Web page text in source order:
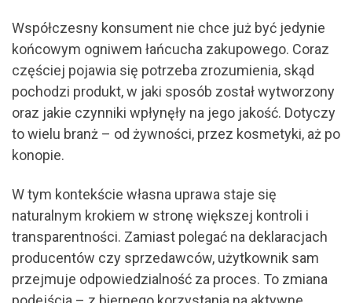
Współczesny konsument nie chce już być jedynie
końcowym ogniwem łańcucha zakupowego. Coraz
częściej pojawia się potrzeba zrozumienia, skąd
pochodzi produkt, w jaki sposób został wytworzony
oraz jakie czynniki wpłynęły na jego jakość. Dotyczy
to wielu branż – od żywności, przez kosmetyki, aż po
konopie.
W tym kontekście własna uprawa staje się
naturalnym krokiem w stronę większej kontroli i
transparentności. Zamiast polegać na deklaracjach
producentów czy sprzedawców, użytkownik sam
przejmuje odpowiedzialność za proces. To zmiana